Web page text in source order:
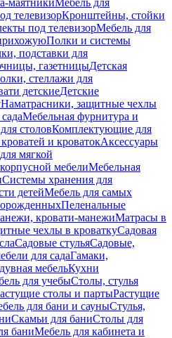
маятникиМебель для
телевизорКронштейны, стойки
под телевизорМебель для
Полки и системы
подставки для
газетницыДетская
стеллажи для
детскиеДетские
Наматрасники, защитные чехлы
Мебельная фурнитура и
столовКомплектующие для
и кроватокАксессуары
мягкой
мебелиМебельная
Системы хранения для
детейМебель для самых
Пеленальные
кровати-манежиМатрасы в
чехлы в кроваткуСадовая
Садовые стульяСадовые,
для садаГамаки,
мебельКухни
для учебыСтолы, стулья
столы и партыРастущие
для бани и сауныСтулья,
Скамьи для баниСтолы для
баниМебель для кабинета и